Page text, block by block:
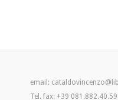
email:
Tel. fax: +39 081.882.40.59